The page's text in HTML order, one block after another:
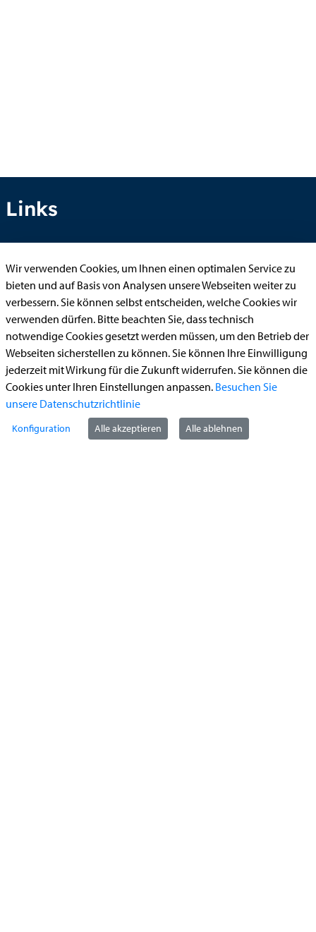
Links
Anhörung online
Aufenthaltserlaubnis
Bauantrag
Begleitetes Fahren ab 17 (Erstantrag)
Führerschein (Umtausch)
Reiterplakette (Verlängerungsantrag online)
Ummeldung zugelassenes Fahrzeug
Wir verwenden Cookies, um Ihnen einen optimalen Service zu
bieten und auf Basis von Analysen unsere Webseiten weiter zu
verbessern. Sie können selbst entscheiden, welche Cookies wir
verwenden dürfen. Bitte beachten Sie, dass technisch
notwendige Cookies gesetzt werden müssen, um den Betrieb der
Webseiten sicherstellen zu können. Sie können Ihre Einwilligung
jederzeit mit Wirkung für die Zukunft widerrufen. Sie können die
Cookies unter Ihren Einstellungen anpassen. Besuchen Sie
unsere Datenschutzrichtlinie
Konfiguration Alle akzeptieren Alle ablehnen